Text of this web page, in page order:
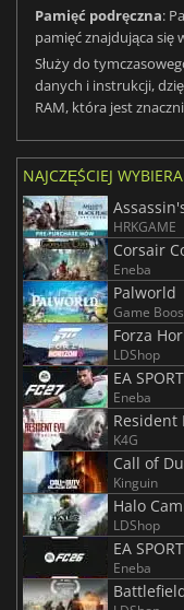
Pamięć podręczna:
pamięć znajdująca się
Służy do
danych i instrukcji,
RAM, która jest
NAJCZĘŚCIEJ
HRKGAME
Corsair
Eneba
Palworld
Game
Forza
LDShop
EA
Eneba
Resident
K4G
Call of
Kinguin
Halo
LDShop
EA
Eneba